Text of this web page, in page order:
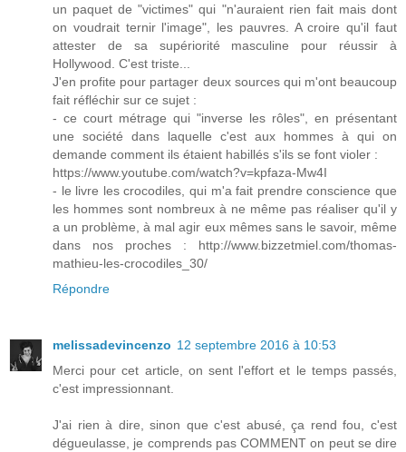
un paquet de "victimes" qui "n'auraient rien fait mais dont
on voudrait ternir l'image", les pauvres. A croire qu'il faut
attester de sa supériorité masculine pour réussir à
Hollywood. C'est triste...
J'en profite pour partager deux sources qui m'ont beaucoup
fait réfléchir sur ce sujet :
- ce court métrage qui "inverse les rôles", en présentant
une société dans laquelle c'est aux hommes à qui on
demande comment ils étaient habillés s'ils se font violer :
https://www.youtube.com/watch?v=kpfaza-Mw4I
- le livre les crocodiles, qui m'a fait prendre conscience que
les hommes sont nombreux à ne même pas réaliser qu'il y
a un problème, à mal agir eux mêmes sans le savoir, même
dans nos proches : http://www.bizzetmiel.com/thomas-
mathieu-les-crocodiles_30/
Répondre
melissadevincenzo 12 septembre 2016 à 10:53
Merci pour cet article, on sent l'effort et le temps passés,
c'est impressionnant.
J'ai rien à dire, sinon que c'est abusé, ça rend fou, c'est
dégueulasse, je comprends pas COMMENT on peut se dire